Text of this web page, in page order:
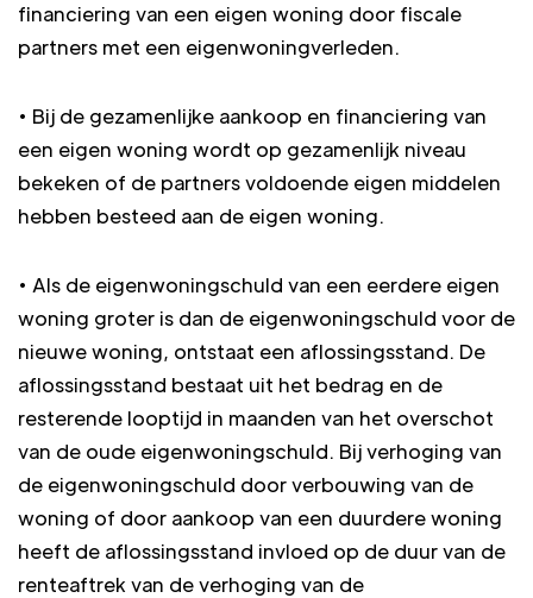
financiering van een eigen woning door fiscale
partners met een eigenwoningverleden.
• Bij de gezamenlijke aankoop en financiering van
een eigen woning wordt op gezamenlijk niveau
bekeken of de partners voldoende eigen middelen
hebben besteed aan de eigen woning.
• Als de eigenwoningschuld van een eerdere eigen
woning groter is dan de eigenwoningschuld voor de
nieuwe woning, ontstaat een aflossingsstand. De
aflossingsstand bestaat uit het bedrag en de
resterende looptijd in maanden van het overschot
van de oude eigenwoningschuld. Bij verhoging van
de eigenwoningschuld door verbouwing van de
woning of door aankoop van een duurdere woning
heeft de aflossingsstand invloed op de duur van de
renteaftrek van de verhoging van de